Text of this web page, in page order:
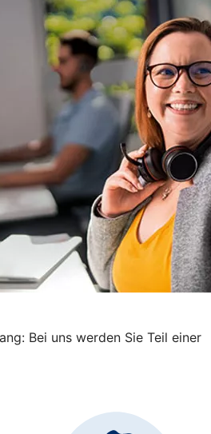
Bei uns werden Sie Teil einer